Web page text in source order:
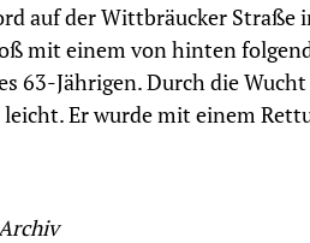
auf der Wittbräucker
mit einem von hinten
63-Jährigen. Durch die
Er wurde mit einem